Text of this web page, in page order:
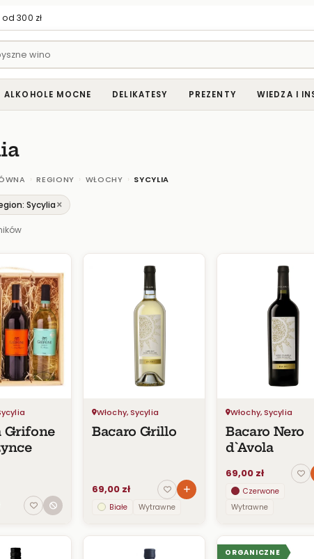
od 300 zł
ALKOHOLE MOCNE DELIKATESY PREZENTY WIEDZA I
› REGIONY › WŁOCHY › SYCYLIA
Sycylia×
Grifone
Włochy, Sycylia
Bacaro Grillo
69,00 zł
Białe Wytrawne
Włochy, Sycylia
Bacaro Nero
d`Avola
69,00 zł
Czerwone
Wytrawne
ORGANICZNE